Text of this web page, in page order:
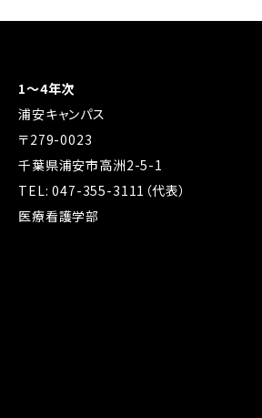
1～4年次
浦安キャンパス
〒279-0023
千葉県浦安市高洲2-5-1
TEL: 047-355-3111（代表）
医療看護学部